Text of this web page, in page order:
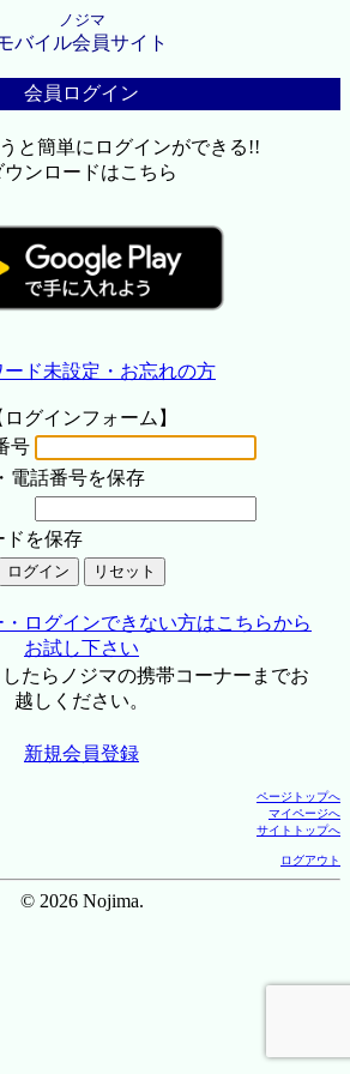
ノジマ
バイル会員サイト
会員ログイン
と簡単にログインができる!!
ウンロードはこちら
ード未設定・お忘れの方
ログインフォーム】
号
電話番号を保存
ドを保存
ログインできない方はこちらから
お試し下さい
たらノジマの携帯コーナーまでお
越しください。
新規会員登録
ページトップへ
マイページへ
サイトトップへ
ログアウト
© 2026 Nojima.